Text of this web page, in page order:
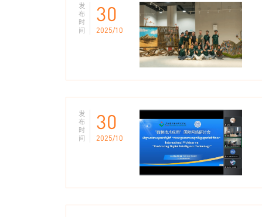
发
布
时
间
30
2025/10
发
布
时
间
30
2025/10